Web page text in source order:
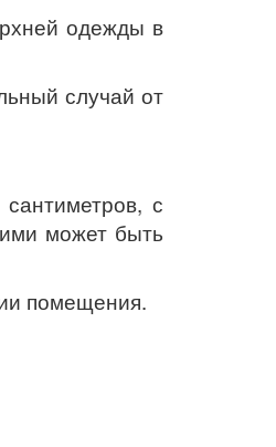
одежды в
случай от
с
может быть
помещения.